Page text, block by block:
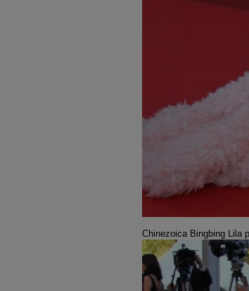
Chinezoica Bingbing Lila